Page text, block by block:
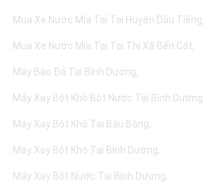
Mua Xe Nước Mía Tại Tại Huyện Dầu Tiếng
Mua Xe Nước Mía Tại Tại Thị Xã Bến Cát
Máy Bào Đá Tại Bình Dương
Máy Xay Bột Khô Bột Nước Tại Bình Dương
Máy Xay Bột Khô Tại Bàu Bàng
Máy Xay Bột Khô Tại Bình Dương
Máy Xay Bột Nước Tại Bình Dương